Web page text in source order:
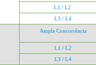
L1 / L2
L3 / L4
Ampla Concorrência
L1 / L2
L3 / L4